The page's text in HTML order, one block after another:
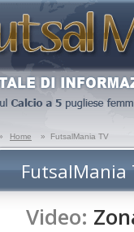
Home » FutsalMania TV
FutsalMania
Video: